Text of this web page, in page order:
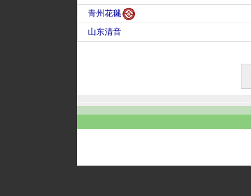
青州花毽
山东清音